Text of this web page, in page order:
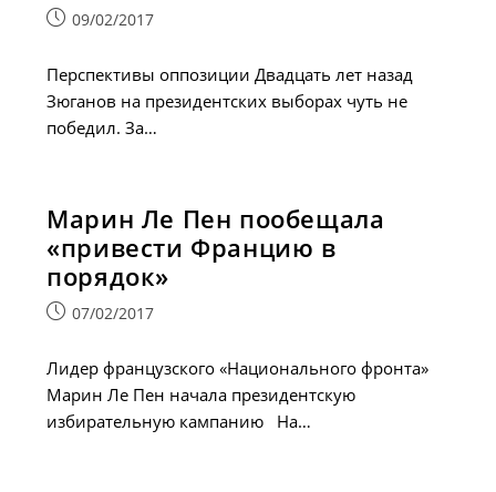
Запись09/02/2017
Перспективы оппозиции Двадцать лет назад
Зюганов на президентских выборах чуть не
победил. За…
Марин Ле Пен пообещала
«привести Францию в
порядок»
Запись07/02/2017
Лидер французского «Национального фронта»
Марин Ле Пен начала президентскую
избирательную кампанию На…